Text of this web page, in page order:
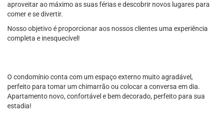
aproveitar ao máximo as suas férias e descobrir novos lugares para
comer e se divertir.
Nosso objetivo é proporcionar aos nossos clientes uma experiência
completa e inesquecível!
O condomínio conta com um espaço externo muito agradável,
perfeito para tomar um chimarrão ou colocar a conversa em dia.
Apartamento novo, confortável e bem decorado, perfeito para sua
estadia!